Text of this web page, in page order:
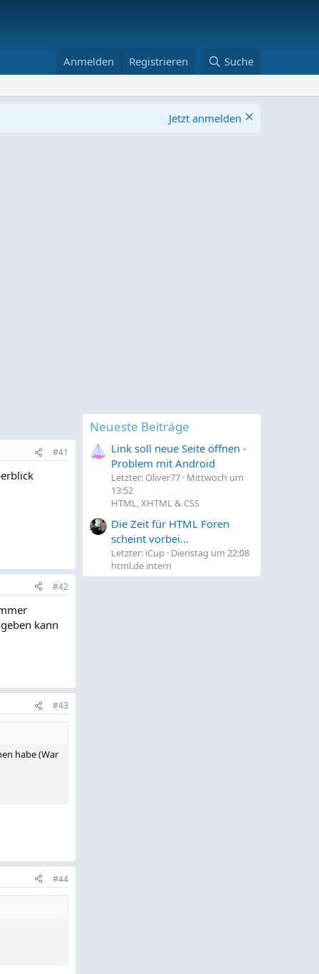
Anmelden Registrieren Suche
Jetzt anmelden
#41
#42
kann
#43
habe (War
#44
Neueste Beiträge
Link soll neue Seite öffnen -
Problem mit Android
Letzter: Oliver77 Mittwoch um
13:52
HTML, XHTML & CSS
Die Zeit für HTML Foren
scheint vorbei...
Letzter: iCup Dienstag um 22:08
html.de intern